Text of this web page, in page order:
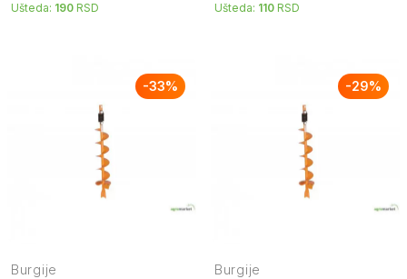
Ušteda: 190 RSD Ušteda: 110 RSD
-33%
Burgije
-29%
Burgije